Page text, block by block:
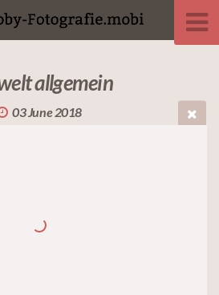
allgemein
03 June 2018